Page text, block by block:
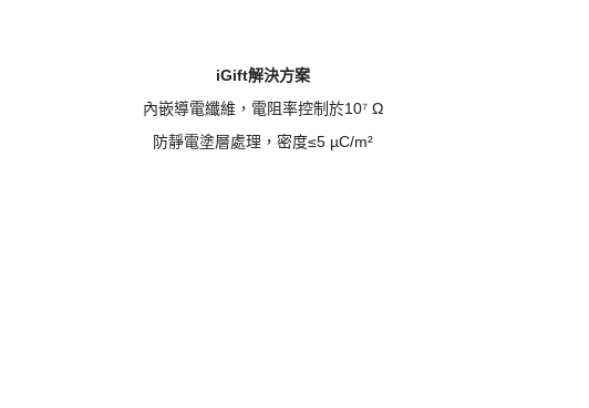
iGift解決方案
內嵌導電纖維，電阻率控制於10⁷ Ω
防靜電塗層處理，密度≤5 µC/m²